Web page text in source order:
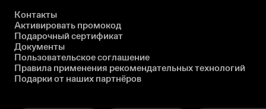
Контакты
Активировать промокод
Подарочный сертификат
Документы
Пользовательское соглашение
Правила применения рекомендательных технологий
Подарки от наших партнёров